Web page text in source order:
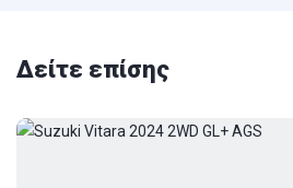
Δείτε επίσης